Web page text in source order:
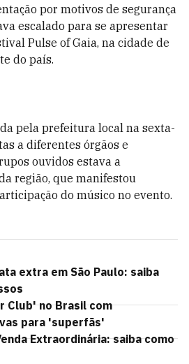
por motivos de segurança
escalado para se apresentar
Pulse of Gaia, na cidade de
do país.
pela prefeitura local na sexta-
a diferentes órgãos e
ouvidos estava a
região, que manifestou
do músico no evento.
extra em São Paulo: saiba
Club' no Brasil com
para 'superfãs'
Extraordinária: saiba como